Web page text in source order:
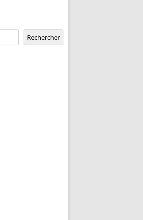
Rechercher